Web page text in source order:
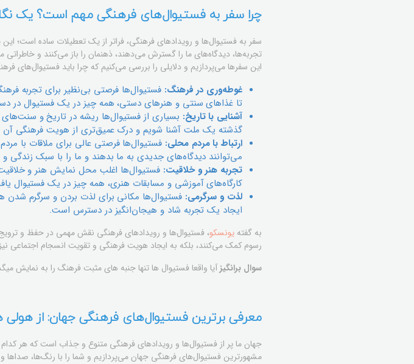
چرا سفر به فستیوال‌های فرهنگی مهم است؟ یک
سفر به فستیوال‌ها و رویدادهای فرهنگی، فراتر از یک تعطیلات ساده
تجربه‌ها، دیدگاه‌های ما را گسترش می‌دهند، ذهنمان را باز می‌کنند و
این سفرها می‌پردازیم و دلایلی را بررسی می‌کنیم که چرا باید فستیوال‌های
غوطه‌وری در فرهنگ: فستیوال‌ها فرصتی بی‌نظیر برای تجربه
تا غذاهای سنتی و هنرهای دستی، همه چیز در یک فستیوال در
آشنایی با تاریخ: بسیاری از فستیوال‌ها ریشه در تاریخ و
گذشته یک ملت آشنا شویم و درک عمیق‌تری از هویت فرهنگی آن
ارتباط با مردم محلی: فستیوال‌ها فرصتی عالی برای ملاقات با
می‌توانند دیدگاه‌های جدیدی به ما بدهند و ما را با سبک زندگی
تجربه هنر و خلاقیت: فستیوال‌ها اغلب محل نمایش هنر و
کارگاه‌های آموزشی و مسابقات هنری، همه چیز در یک فستیوال
لذت و سرگرمی: فستیوال‌ها مکانی برای لذت بردن و سرگرم شدن
ایجاد یک تجربه شاد و هیجان‌انگیز در دسترس است.
به گفته یونسکو، فستیوال‌ها و رویدادهای فرهنگی نقش مهمی در حفظ و
رسوم کمک می‌کنند، بلکه به ایجاد هویت فرهنگی و تقویت انسجام اجتماعی
سوال برانگیزآیا واقعا فستیوال ها تنها جنبه های مثبت فرهنگ را به نمایش
معرفی برترین فستیوال‌های فرهنگی جهان: از هولی
جهان ما پر از فستیوال‌ها و رویدادهای فرهنگی متنوع و جذاب است که هر
مشهورترین فستیوال‌های فرهنگی جهان می‌پردازیم و شما را با رنگ‌ها،